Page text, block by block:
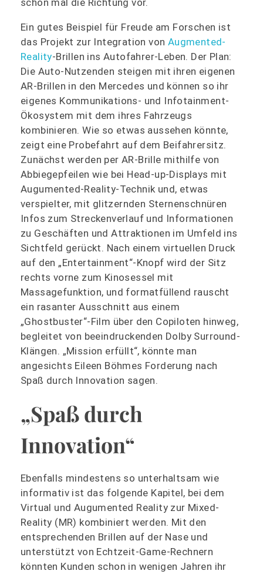
Ein gutes Beispiel für Freude am Forschen ist
das Projekt zur Integration von Augmented-
Reality-Brillen ins Autofahrer-Leben. Der Plan:
Die Auto-Nutzenden steigen mit ihren eigenen
AR-Brillen in den Mercedes und können so ihr
eigenes Kommunikations- und Infotainment-
Ökosystem mit dem ihres Fahrzeugs
kombinieren. Wie so etwas aussehen könnte,
zeigt eine Probefahrt auf dem Beifahrersitz.
Zunächst werden per AR-Brille mithilfe von
Abbiegepfeilen wie bei Head-up-Displays mit
Augumented-Reality-Technik und, etwas
verspielter, mit glitzernden Sternenschnüren
Infos zum Streckenverlauf und Informationen
zu Geschäften und Attraktionen im Umfeld ins
Sichtfeld gerückt. Nach einem virtuellen Druck
auf den „Entertainment“-Knopf wird der Sitz
rechts vorne zum Kinosessel mit
Massagefunktion, und formatfüllend rauscht
ein rasanter Ausschnitt aus einem
„Ghostbuster“-Film über den Copiloten hinweg,
begleitet von beeindruckenden Dolby Surround-
Klängen. „Mission erfüllt“, könnte man
angesichts Eileen Böhmes Forderung nach
Spaß durch Innovation sagen.
„Spaß durch
Innovation“
Ebenfalls mindestens so unterhaltsam wie
informativ ist das folgende Kapitel, bei dem
Virtual und Augumented Reality zur Mixed-
Reality (MR) kombiniert werden. Mit den
entsprechenden Brillen auf der Nase und
unterstützt von Echtzeit-Game-Rechnern
könnten Kunden schon in wenigen Jahren ihr